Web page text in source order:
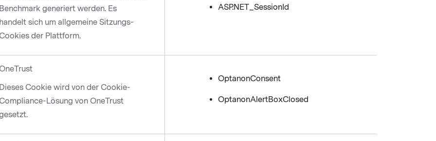
Benchmark generiert werden. Es
handelt sich um allgemeine Sitzungs-
der Plattform.
ASP.NET_SessionId
OneTrust
Dieses Cookie wird von der Cookie-
Lösung von OneTrust
OptanonConsent
OptanonAlertBoxClosed